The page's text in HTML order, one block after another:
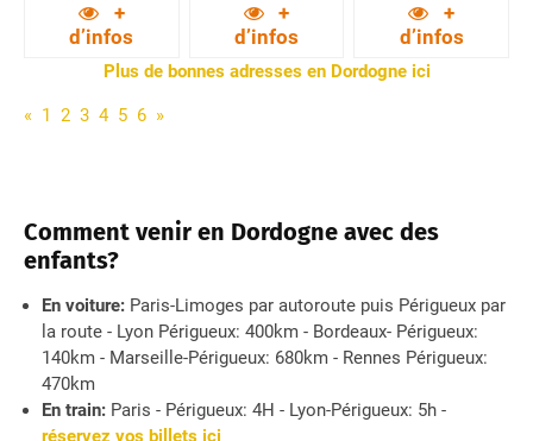
+
d’infos
+
d’infos
+
d’infos
Plus de bonnes adresses en Dordogne ici
« 1 2 3 4 5 6 »
Comment venir en Dordogne avec des
enfants?
En voiture: Paris-Limoges par autoroute puis Périgueux par
la route - Lyon Périgueux: 400km - Bordeaux- Périgueux:
140km - Marseille-Périgueux: 680km - Rennes Périgueux:
470km
En train: Paris - Périgueux: 4H - Lyon-Périgueux: 5h -
réservez vos billets ici